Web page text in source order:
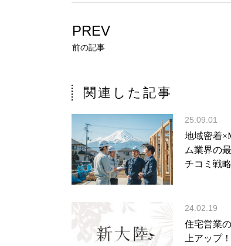
PREV
前の記事
関連した記事
25.09.01
地域密着
ム業界の
チコミ戦
24.02.19
住宅営業
上アップ